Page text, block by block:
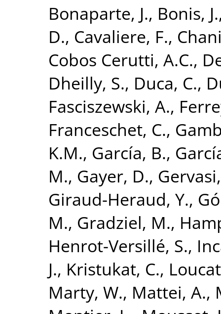
Bonaparte, J., Bonis, J.
D., Cavaliere, F.,
Cobos Cerutti, A.C.,
Dheilly, S., Duca, C.,
Fasciszewski, A.,
Franceschet, C.,
K.M., García, B.,
M., Gayer, D.,
Giraud-Heraud, Y.,
M., Gradziel, M.,
Henrot-Versillé, S.,
J., Kristukat, C.,
Marty, W., Mattei, A.,